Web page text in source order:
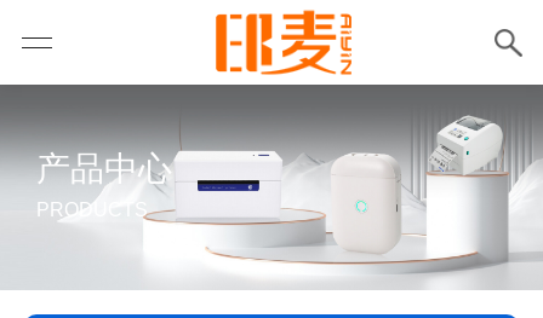
产品中心
PRODUCTS